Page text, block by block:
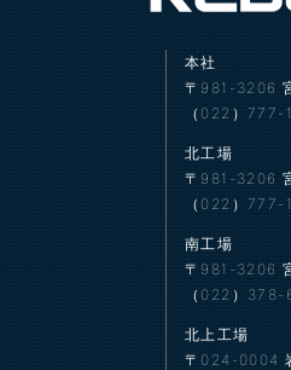
本社
〒981-3206
（022）777-
北工場
〒981-3206
（022）777-
南工場
〒981-3206
（022）378-
北上工場
〒024-0004